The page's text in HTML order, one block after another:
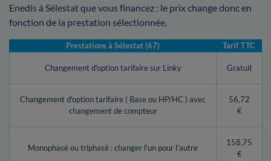
Enedis à Sélestat que vous financez : le prix change donc en
fonction de la prestation sélectionnée.
Prestations à Sélestat (67) Tarif TTC
Changement d'option tarifaire sur Linky Gratuit
Changement d'option tarifaire ( Base ou HP/HC ) avec
changement de compteur
56,72
€
Monophasé ou triphasé : changer l'un pour l'autre
158,75
€